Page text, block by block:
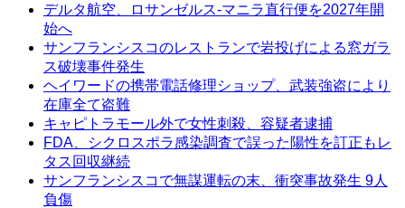
デルタ航空、ロサンゼルス-マニラ直行便を2027年開
始へ
サンフランシスコのレストランで岩投げによる窓ガラ
ス破壊事件発生
ヘイワードの携帯電話修理ショップ、武装強盗により
在庫全て盗難
キャピトラモール外で女性刺殺、容疑者逮捕
FDA、シクロスポラ感染調査で誤った陽性を訂正もレ
タス回収継続
サンフランシスコで無謀運転の末、衝突事故発生 9人
負傷